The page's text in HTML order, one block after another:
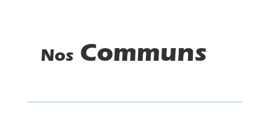
Nos Communs